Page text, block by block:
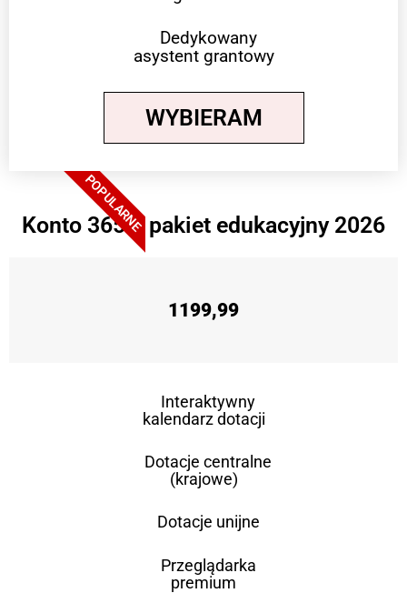
Dedykowany
asystent grantowy
WYBIERAM
POPULARNE
Konto 365 + pakiet edukacyjny 2026
1199,99
Interaktywny
kalendarz dotacji
Dotacje centralne
(krajowe)
Dotacje unijne
Przeglądarka
premium